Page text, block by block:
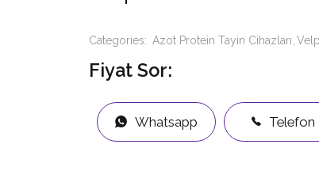
Categories: Azot Protein Tayin Cihazları Velp
Fiyat Sor:
Whatsapp Telefon